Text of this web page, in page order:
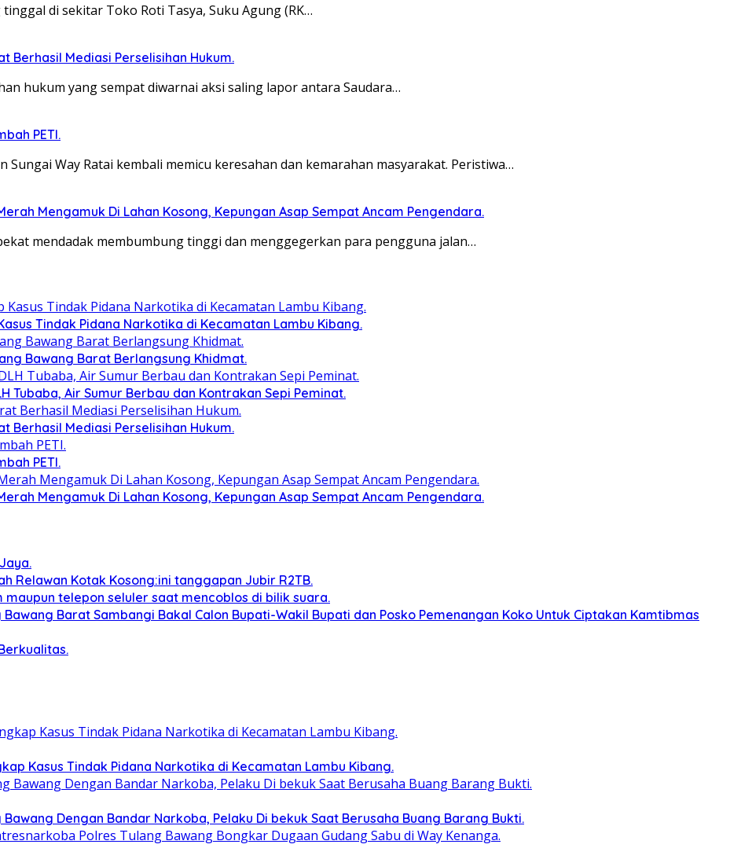
di sekitar Toko Roti Tasya, Suku Agung (RK…
Berhasil Mediasi Perselisihan Hukum.
hukum yang sempat diwarnai aksi saling lapor antara Saudara…
PETI.
Sungai Way Ratai kembali memicu keresahan dan kemarahan masyarakat. Peristiwa…
Mengamuk Di Lahan Kosong, Kepungan Asap Sempat Ancam Pengendara.
mendadak membumbung tinggi dan menggegerkan para pengguna jalan…
Tindak Pidana Narkotika di Kecamatan Lambu Kibang.
Bawang Barat Berlangsung Khidmat.
Tubaba, Air Sumur Berbau dan Kontrakan Sepi Peminat.
Berhasil Mediasi Perselisihan Hukum.
PETI.
Mengamuk Di Lahan Kosong, Kepungan Asap Sempat Ancam Pengendara.
Relawan Kotak Kosong:ini tanggapan Jubir R2TB.
telepon seluler saat mencoblos di bilik suara.
Barat Sambangi Bakal Calon Bupati-Wakil Bupati dan Posko Pemenangan Koko Untuk Ciptakan Kamtibmas
Kasus Tindak Pidana Narkotika di Kecamatan Lambu Kibang.
Dengan Bandar Narkoba, Pelaku Di bekuk Saat Berusaha Buang Barang Bukti.